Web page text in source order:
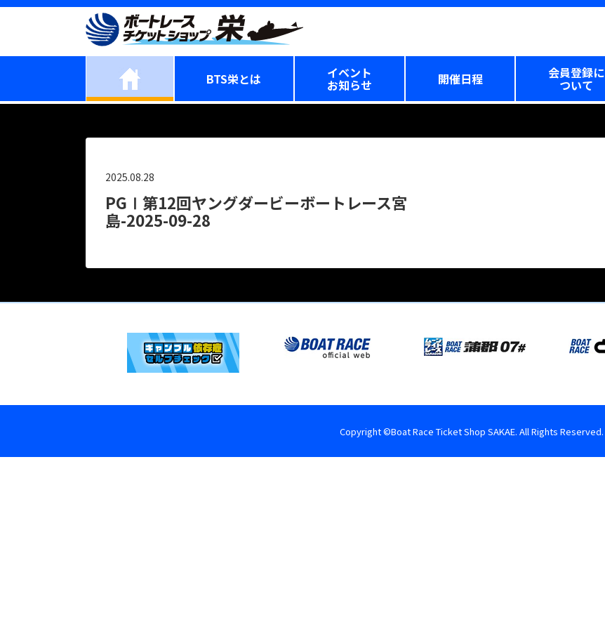
BTS栄とは イベント
お知らせ 開催日程 会員登録に
ついて
2025.08.28
PGⅠ第12回ヤングダービーボートレース宮
島-2025-09-28
Copyright ©Boat Race Ticket Shop SAKAE. All Rights Reserved.